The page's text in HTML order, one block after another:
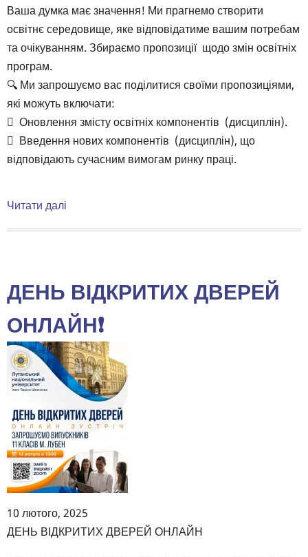
Ваша думка має значення! Ми прагнемо створити
освітнє середовище, яке відповідатиме вашим потребам
та очікуванням. Збираємо пропозиції щодо змін освітніх
програм.
🔍 Ми запрошуємо вас поділитися своїми пропозиціями,
які можуть включати:
 Оновлення змісту освітніх компонентів (дисциплін).
 Введення нових компонентів (дисциплін), що
відповідають сучасним вимогам ринку праці.
Читати далі
ІМІТ!
📚
ДЕНЬ ВІДКРИТИХ ДВЕРЕЙ
ОНЛАЙН❗️
10 лютого, 2025
Body
ДЕНЬ ВІДКРИТИХ ДВЕРЕЙ ОНЛАЙН